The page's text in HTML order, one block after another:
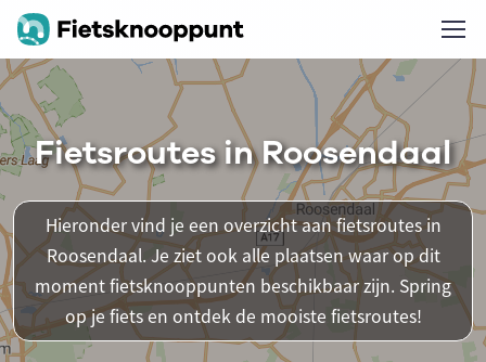
Fietsroutes in Roosendaal
Hieronder vind je een overzicht aan fietsroutes in
Roosendaal. Je ziet ook alle plaatsen waar op dit
moment fietsknooppunten beschikbaar zijn. Spring
op je fiets en ontdek de mooiste fietsroutes!